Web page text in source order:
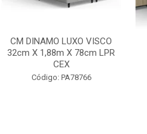
CM DINAMO LUXO VISCO
32cm X 1,88m X 78cm LPR
CEX
Código: PA78766